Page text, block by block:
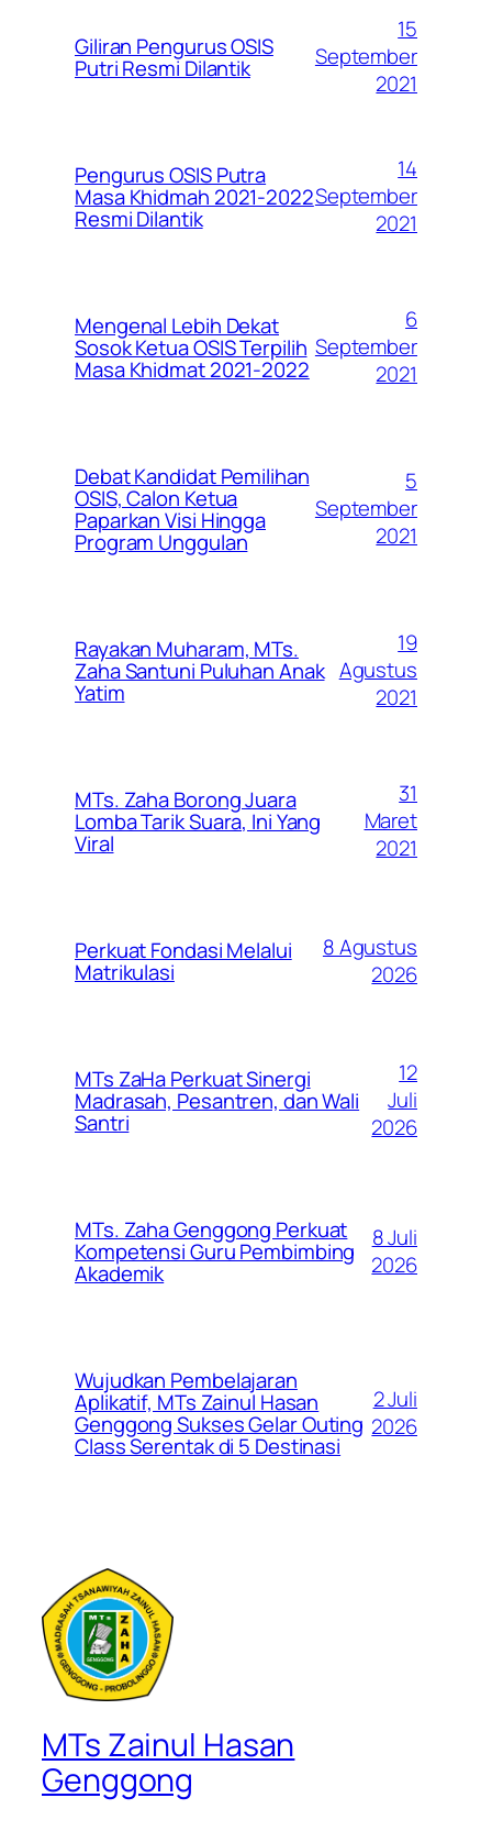
Giliran Pengurus OSIS
Putri Resmi Dilantik
15
September
2021
Pengurus OSIS Putra
Masa Khidmah 2021-2022
Resmi Dilantik
14
September
2021
Mengenal Lebih Dekat
Sosok Ketua OSIS Terpilih
Masa Khidmat 2021-2022
6
September
2021
Debat Kandidat Pemilihan
OSIS, Calon Ketua
Paparkan Visi Hingga
Program Unggulan
5
September
2021
Rayakan Muharam, MTs.
Zaha Santuni Puluhan Anak
Yatim
19
Agustus
2021
MTs. Zaha Borong Juara
Lomba Tarik Suara, Ini Yang
Viral
31
Maret
2021
Perkuat Fondasi Melalui
Matrikulasi
8 Agustus
2026
MTs ZaHa Perkuat Sinergi
Madrasah, Pesantren, dan Wali
Santri
12
Juli
2026
MTs. Zaha Genggong Perkuat
Kompetensi Guru Pembimbing
Akademik
8 Juli
2026
Wujudkan Pembelajaran
Aplikatif, MTs Zainul Hasan
Genggong Sukses Gelar Outing
Class Serentak di 5 Destinasi
2 Juli
2026
MTs Zainul Hasan
Genggong